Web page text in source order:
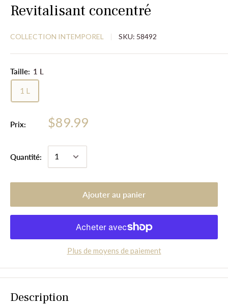
Revitalisant concentré
COLLECTION INTEMPOREL SKU: 58492
Taille: 1 L
1 L
Prix: $89.99
Quantité:
Ajouter au panier
Plus de moyens de paiement
Description